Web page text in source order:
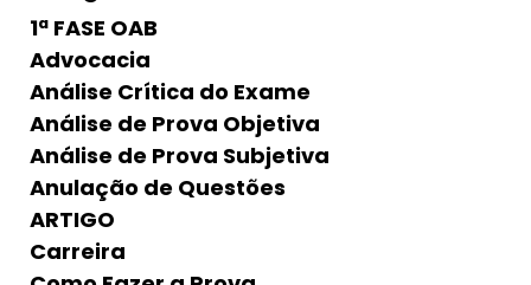
1ª FASE OAB
Advocacia
Análise Crítica do Exame
Análise de Prova Objetiva
Análise de Prova Subjetiva
Anulação de Questões
ARTIGO
Carreira